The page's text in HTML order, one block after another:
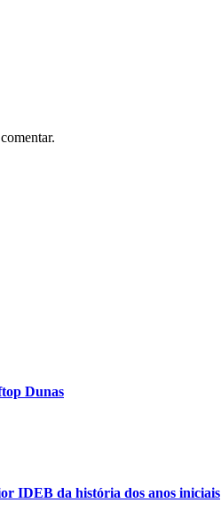
Dunas
IDEB da história dos anos iniciais